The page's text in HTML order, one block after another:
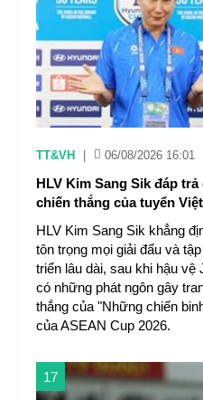
TT&VH 06/08/2026 16:01
HLV Kim Sang Sik đáp
chiến thắng của tuyển
HLV Kim Sang Sik khẳng
tôn trọng mọi giải đấu và
triển lâu dài, sau khi hậu vệ
có những phát ngôn gây
thắng của "Những chiến
của ASEAN Cup 2026.
17